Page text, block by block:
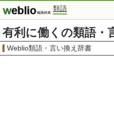
類語
有利に働くの類語・
Weblio類語・言い換え辞書